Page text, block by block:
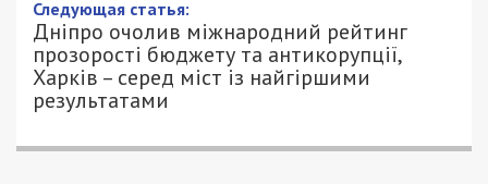
8/05/2026 - 11:54
ПЕТРО ЩУКІН - СПЕЦИАЛЬНО ДЛЯ
49000.COM.UA